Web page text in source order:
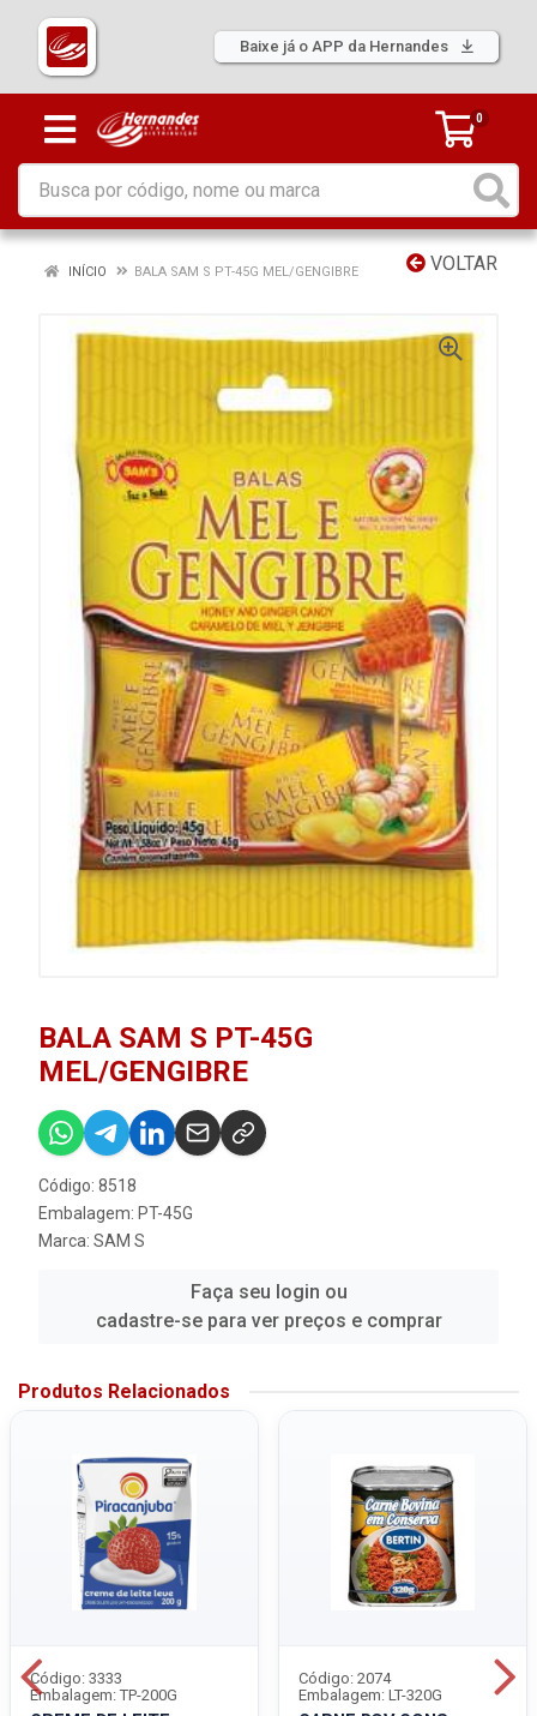
Baixe já o APP da Hernandes
0
VOLTAR
INÍCIO BALA SAM S PT-45G MEL/GENGIBRE
BALA SAM S PT-45G
MEL/GENGIBRE
Código: 8518
Embalagem: PT-45G
Marca: SAM S
Faça seu login ou
cadastre-se para ver preços e comprar
Produtos Relacionados
Código: 3333
Embalagem: TP-200G
Código: 2074
Embalagem: LT-320G